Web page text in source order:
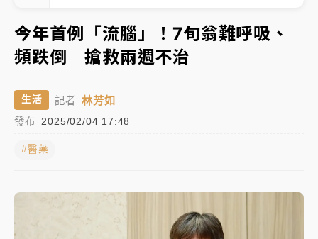
才續任就飛美國大學面試 清大校長高為元致歉：機會
到來時引起我的好奇
白海豚颱風解除海警 西南風來了！4縣市大雨特報、各
分析｜
標？ 鴻海本週法說法人關注的四大重點
中租控股7月營收創今年新高 前7月獲利成長6%
今年首例「流腦」！7旬翁難呼吸、
頻跌倒 搶救兩週不治
生活 記者 林芳如
發布 2025/02/04 17:48
#醫藥